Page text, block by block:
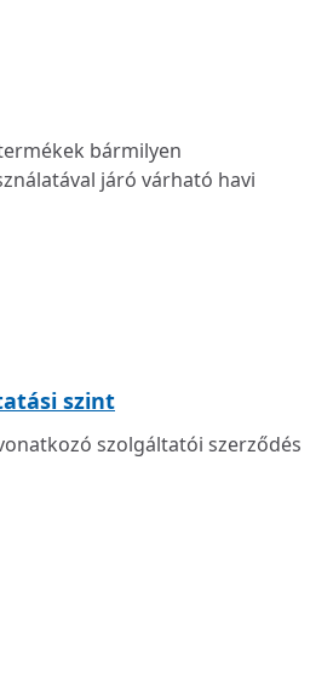
bármilyen
járó várható havi
szint
szolgáltatói szerződés